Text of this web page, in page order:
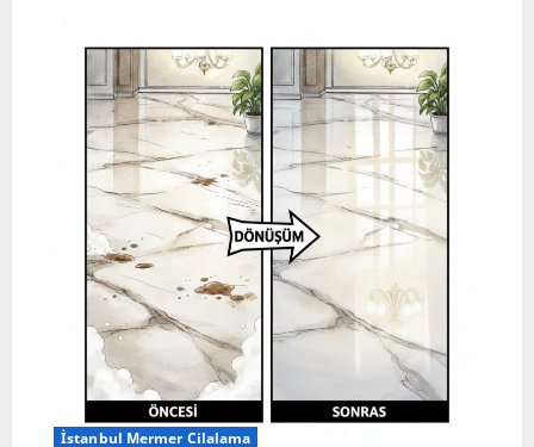
Cilalama
İstanbul Mermer Cilalama